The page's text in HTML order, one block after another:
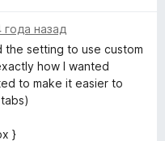
года назад
the setting to use custom
how I wanted
to make it easier to
}